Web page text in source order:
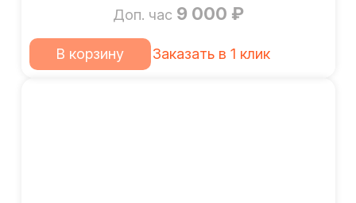
Доп. час 9 000 ₽
В корзину Заказать в 1 клик